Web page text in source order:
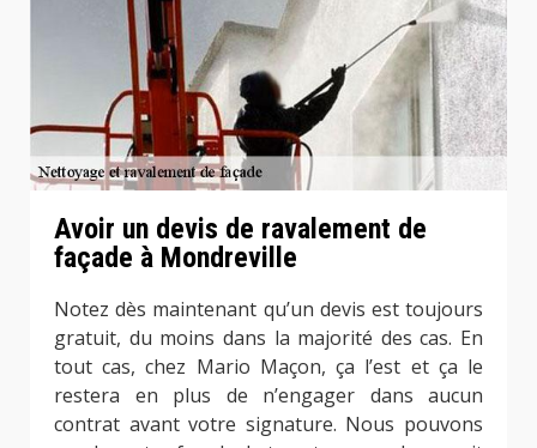
Avoir un devis de ravalement de
façade à Mondreville
Notez dès maintenant qu’un devis est toujours
gratuit, du moins dans la majorité des cas. En
tout cas, chez Mario Maçon, ça l’est et ça le
restera en plus de n’engager dans aucun
contrat avant votre signature. Nous pouvons